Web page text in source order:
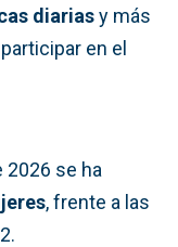
diariasy más
en el
2026 se ha
, frente a las